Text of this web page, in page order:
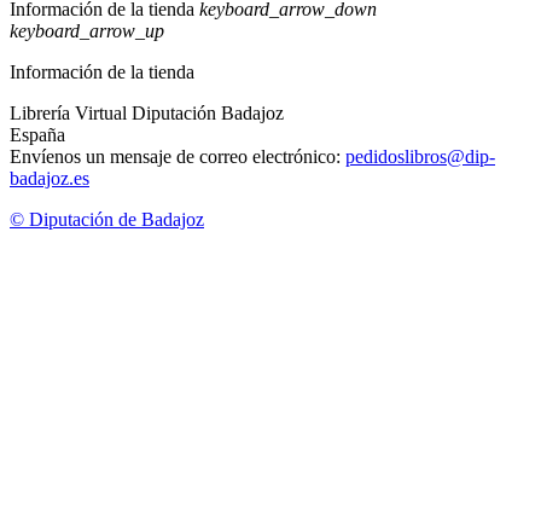
Información de la tienda keyboard_arrow_down
keyboard_arrow_up
Información de la tienda
Librería Virtual Diputación Badajoz
España
Envíenos un mensaje de correo electrónico: pedidoslibros@dip-
badajoz.es
© Diputación de Badajoz